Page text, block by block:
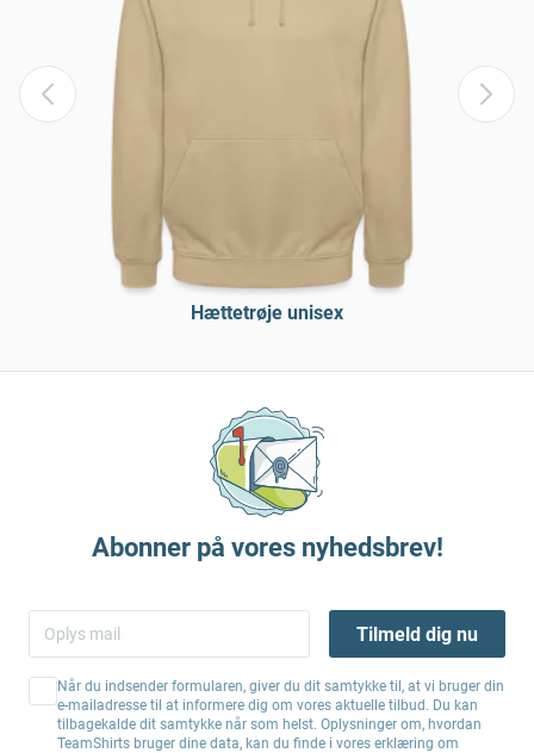
Hættetrøje unisex
Abonner på vores nyhedsbrev!
Tilmeld dig nu
Når du indsender formularen, giver du dit samtykke til, at vi bruger din
e-mailadresse til at informere dig om vores aktuelle tilbud. Du kan
tilbagekalde dit samtykke når som helst. Oplysninger om, hvordan
TeamShirts bruger dine data, kan du finde i vores erklæring om